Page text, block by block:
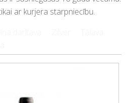
ar kurjera starpniecību.